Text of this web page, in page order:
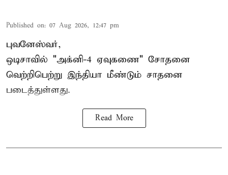
Published on: 07 Aug 2026, 12:47 pm
புவனேஸ்வர்,
ஒடிசாவில் "அக்னி-4 ஏவுகணை" சோதனை
வெற்றிபெற்று இந்தியா மீண்டும் சாதனை
படைத்துள்ளது.
Read More